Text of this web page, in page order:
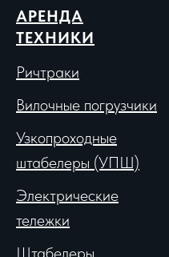
АРЕНДА
ТЕХНИКИ
Ричтраки
Вилочные погрузчики
Узкопроходные
штабелеры (УПШ)
Электрические
тележки